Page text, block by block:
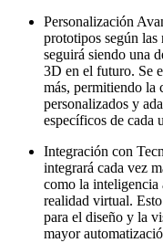
Personalización
prototipos según las
seguirá siendo una
3D en el futuro. Se
más, permitiendo la
personalizados y
específicos de cada
Integración con
integrará cada vez
como la inteligencia
realidad virtual.
para el diseño y la
mayor